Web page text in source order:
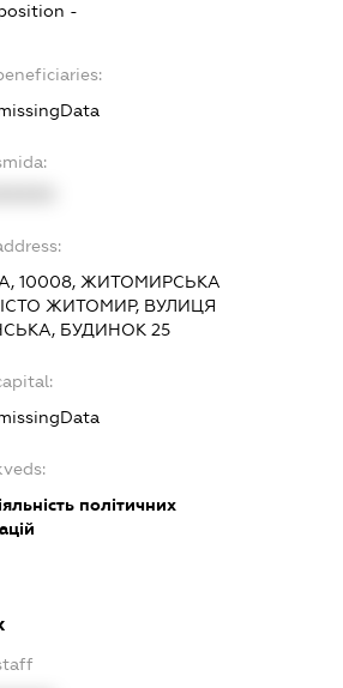
-
10008, ЖИТОМИРСЬКА
ЖИТОМИР, ВУЛИЦЯ
БУДИНОК 25
політичних